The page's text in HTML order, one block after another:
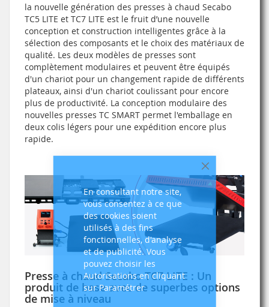
Fermer
En consultant notre site,
vous consentez à ce que
des cookies soient
utilisés à des fins
fonctionnelles, d'analyse
et de publicité. Vous
pouvez choisir les
Autorisations en cliquant
sur Paramétrer
la nouvelle génération des presses à chaud Secabo
TC5 LITE et TC7 LITE est le fruit d’une nouvelle
conception et construction intelligentes grâce à la
sélection des composants et le choix des matériaux de
qualité. Les deux modèles de presses sont
complètement modulaires et peuvent être équipés
d'un chariot pour un changement rapide de différents
plateaux, ainsi d'un chariot coulissant pour encore
plus de productivité. La conception modulaire des
nouvelles presses TC SMART permet l'emballage en
deux colis légers pour une expédition encore plus
rapide.
Presse à chaud Secabo TC7 LITE : Un
produit de base avec de superbes options
de mise à niveau